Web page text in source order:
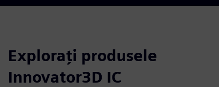
Explorați produsele
Innovator3D IC